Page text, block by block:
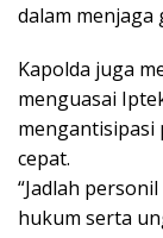
dalam menjaga
Kapolda juga
menguasai
mengantisipasi
cepat.
“Jadlah
hukum serta